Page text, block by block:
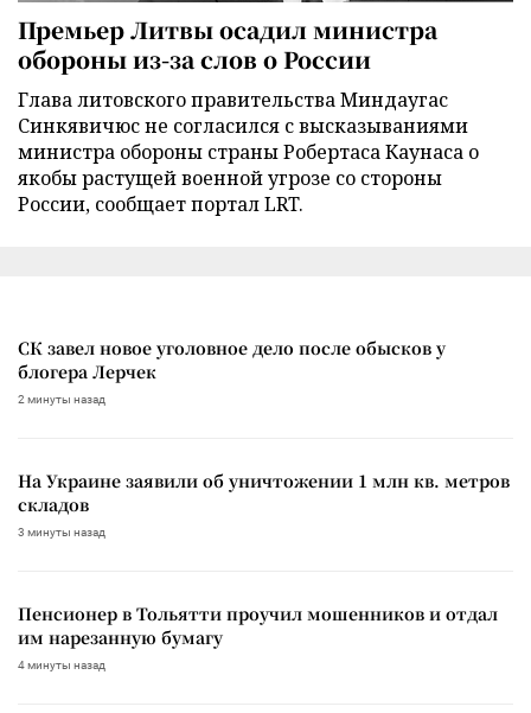
Премьер Литвы осадил министра
обороны из-за слов о России
Глава литовского правительства Миндаугас
Синкявичюс не согласился с высказываниями
министра обороны страны Робертаса Каунаса о
якобы растущей военной угрозе со стороны
России, сообщает портал LRT.
СК завел новое уголовное дело после обысков у
блогера Лерчек
2 минуты назад
На Украине заявили об уничтожении 1 млн кв. метров
складов
3 минуты назад
Пенсионер в Тольятти проучил мошенников и отдал
им нарезанную бумагу
4 минуты назад